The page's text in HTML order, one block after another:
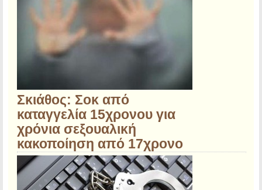
Σκιάθος: Σοκ από
καταγγελία 15χρονου για
χρόνια σεξουαλική
κακοποίηση από 17χρονο